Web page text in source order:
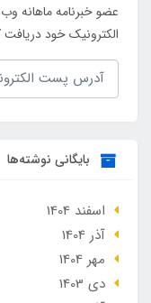
عضو خبرنامه ماهانه
الکترونیک خود دریافت
بایگانی نوشته‌ها
اسفند 1404
آذر 1404
مهر 1404
دی 1403